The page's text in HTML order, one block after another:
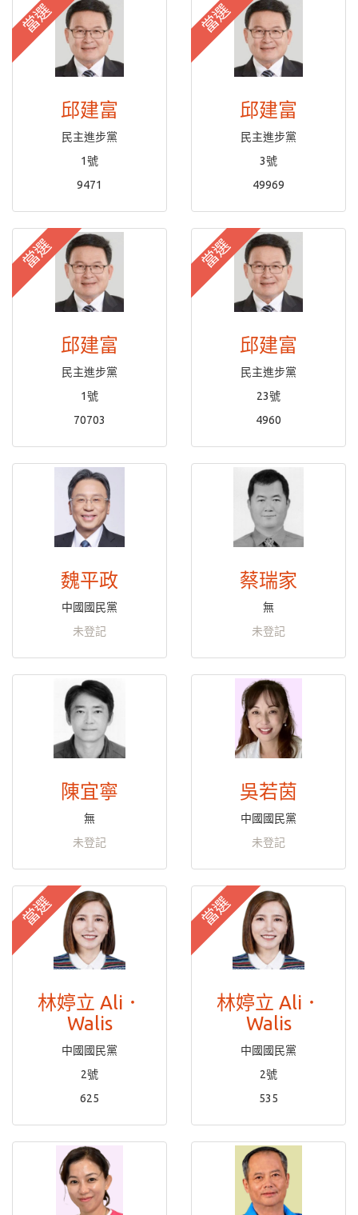
當選
邱建富
民主進步黨
1號
9471
當選
邱建富
民主進步黨
3號
49969
當選
邱建富
民主進步黨
1號
70703
當選
邱建富
民主進步黨
23號
4960
魏平政
中國國民黨
未登記
蔡瑞家
無
未登記
陳宜寧
無
未登記
吳若茵
中國國民黨
未登記
當選
林婷立 Ali．
Walis
中國國民黨
2號
625
當選
林婷立 Ali．
Walis
中國國民黨
2號
535